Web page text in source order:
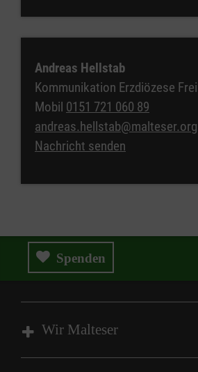
Andreas Hellstab
Kommunikation Erzdiözese
Mobil 0151 721 060 89
andreas.hellstab@malteser.org
Nachricht senden
Spenden
Wir Malteser